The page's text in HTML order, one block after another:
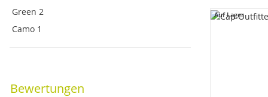
Auf Lager
Green 2
Camo 1
Bewertungen